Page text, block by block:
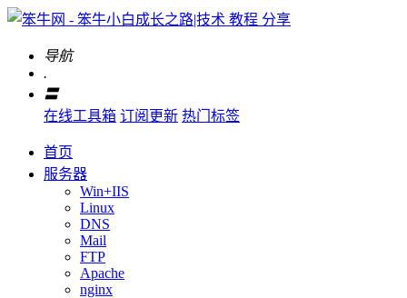
导航
.
〓
在线工具箱 订阅更新 热门标签
首页
服务器
Win+IIS
Linux
DNS
Mail
FTP
Apache
nginx